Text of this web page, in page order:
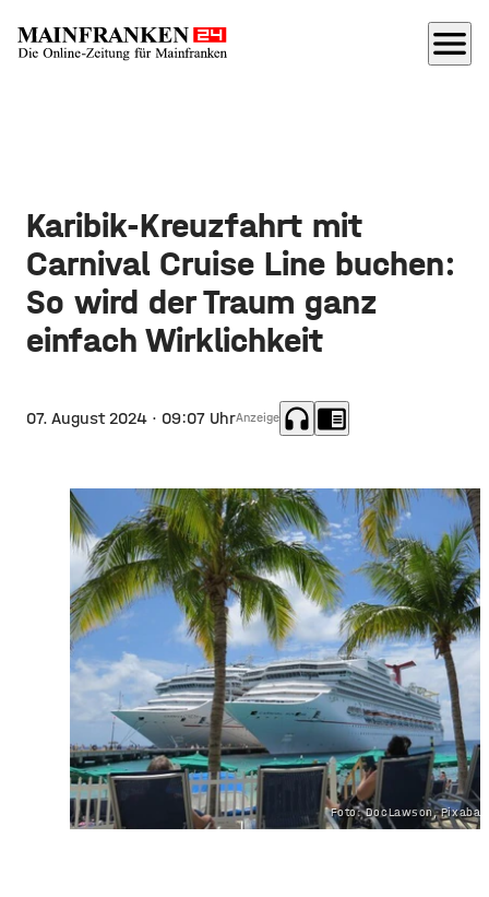
menu
Karibik-Kreuzfahrt mit
Carnival Cruise Line buchen:
So wird der Traum ganz
einfach Wirklichkeit
07. August 2024 · 09:07 UhrAnzeige headphones chrome_reader_mode
Foto: DocLawson,